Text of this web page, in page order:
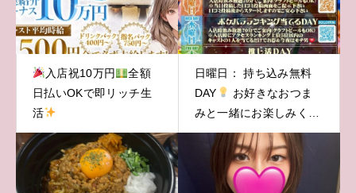
入店祝10万円
全額
日払いOKで即リッチ生
活
日曜日： 持ち込み無料
DAY
お好きなおつま
みと一緒にお楽しみくだ
さい♪